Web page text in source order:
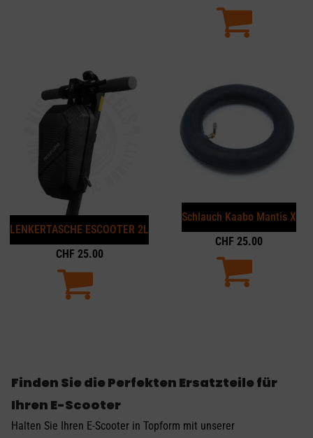
LENKERTASCHE ESCOOTER 2L
CHF 25.00
Schlauch Kaabo Mantis X
CHF 25.00
Finden Sie die Perfekten Ersatzteile für
Ihren E-Scooter
Halten Sie Ihren E-Scooter in Topform mit unserer